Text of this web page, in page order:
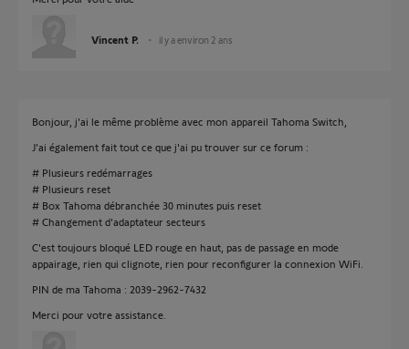
Vincent P. il y a environ 2 ans
Bonjour, j'ai le même problème avec mon appareil Tahoma Switch,
J'ai également fait tout ce que j'ai pu trouver sur ce forum :
# Plusieurs redémarrages
# Plusieurs reset
# Box Tahoma débranchée 30 minutes puis reset
# Changement d'adaptateur secteurs
C'est toujours bloqué LED rouge en haut, pas de passage en mode
appairage, rien qui clignote, rien pour reconfigurer la connexion WiFi.
PIN de ma Tahoma : 2039-2962-7432
Merci pour votre assistance.